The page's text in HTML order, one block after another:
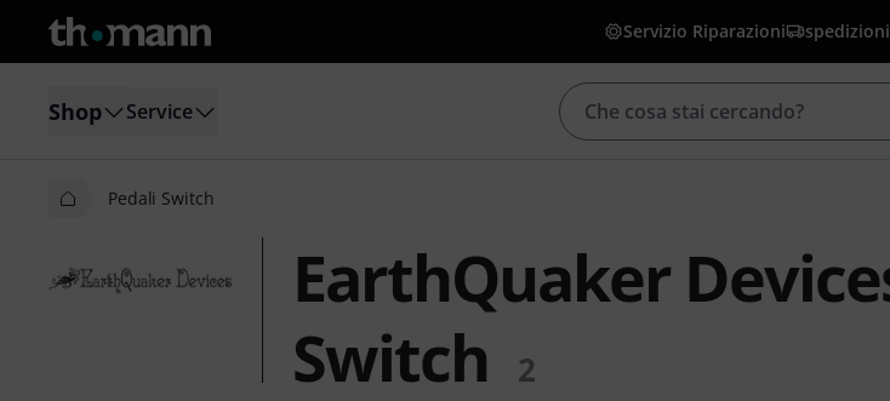
Servizio Riparazioni
Shop Service
Pedali Switch
EarthQuaker
Switch
2